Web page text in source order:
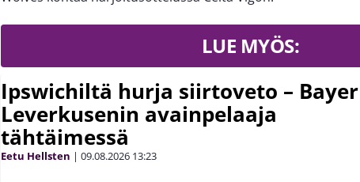
LUE MYÖS:
Ipswichiltä hurja siirtoveto – Bayer
Leverkusenin avainpelaaja
tähtäimessä
Eetu Hellsten | 09.08.2026 13:23